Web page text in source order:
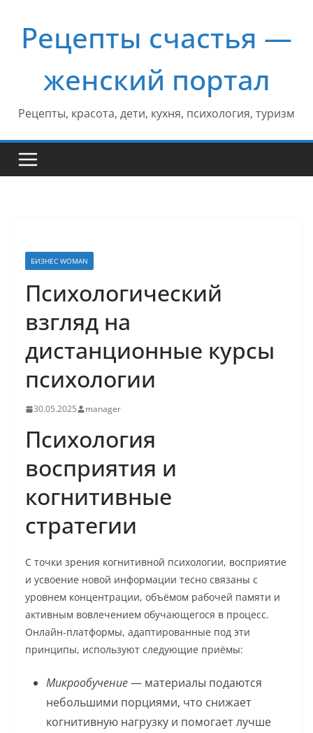
содержимому
Рецепты счастья —
женский портал
Рецепты, красота, дети, кухня, психология, туризм
БИЗНЕС WOMAN
Психологический
взгляд на
дистанционные курсы
психологии
30.05.2025 manager
Психология
восприятия и
когнитивные
стратегии
С точки зрения когнитивной психологии, восприятие
и усвоение новой информации тесно связаны с
уровнем концентрации, объёмом рабочей памяти и
активным вовлечением обучающегося в процесс.
Онлайн-платформы, адаптированные под эти
принципы, используют следующие приёмы:
Микрообучение— материалы подаются
небольшими порциями, что снижает
когнитивную нагрузку и помогает лучше